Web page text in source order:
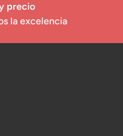
precio
la excelencia